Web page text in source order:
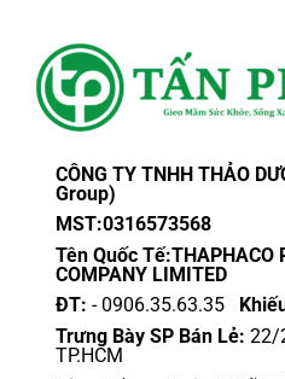
CÔNG TY TNHH THẢO
Group)
MST:0316573568
Tên Quốc Tế:THAPHACO
COMPANY LIMITED
ĐT: - 0906.35.63.35
Trưng Bày SP Bán Lẻ: 22/
TP.HCM